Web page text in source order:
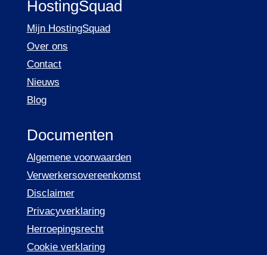
HostingSquad
Mijn HostingSquad
Over ons
Contact
Nieuws
Blog
Documenten
Algemene voorwaarden
Verwerkersovereenkomst
Disclaimer
Privacyverklaring
Herroepingsrecht
Cookie verklaring